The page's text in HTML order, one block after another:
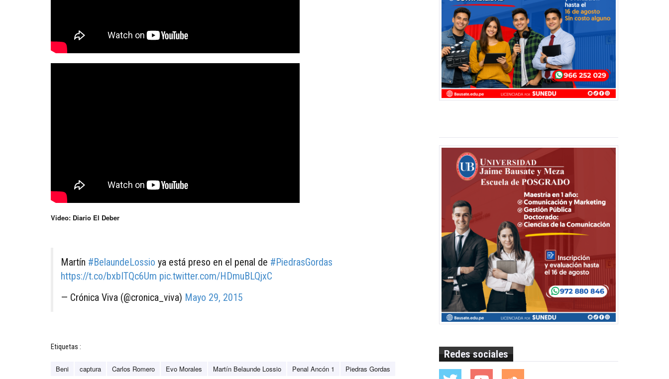
Video: Diario El Deber
Martín #BelaundeLossio ya está preso en el penal de #PiedrasGordas
https://t.co/bxbITQc6Um pic.twitter.com/HDmuBLQjxC
— Crónica Viva (@cronica_viva) Mayo 29, 2015
Etiquetas :
Beni captura Carlos Romero Evo Morales Martín Belaunde Lossio Penal Ancón 1 Piedras Gordas
Redes sociales